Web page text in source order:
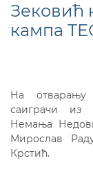
Зековић
кампа
На отварању
саиграчи из
Немања
Мирослав
Крстић.